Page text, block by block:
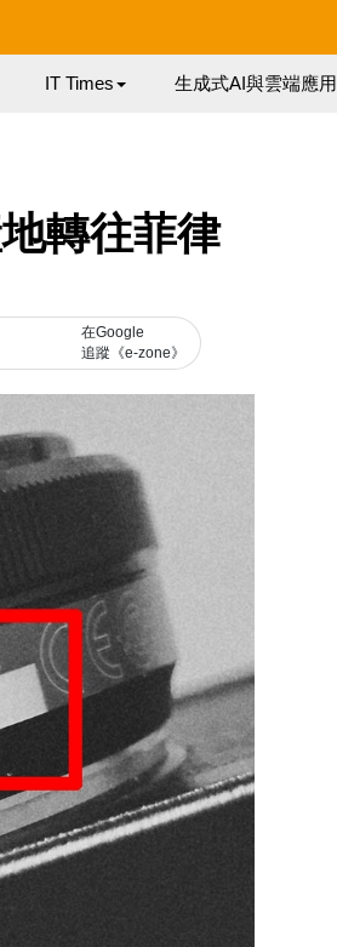
IT Times 生成式AI與雲端應用
轉往菲律
在Google
追蹤《e-zone》